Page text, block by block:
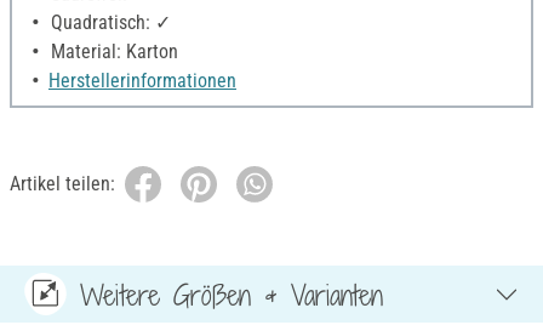
Quadratisch: ✓
Material: Karton
Herstellerinformationen
Artikel teilen:
Weitere Größen & Varianten